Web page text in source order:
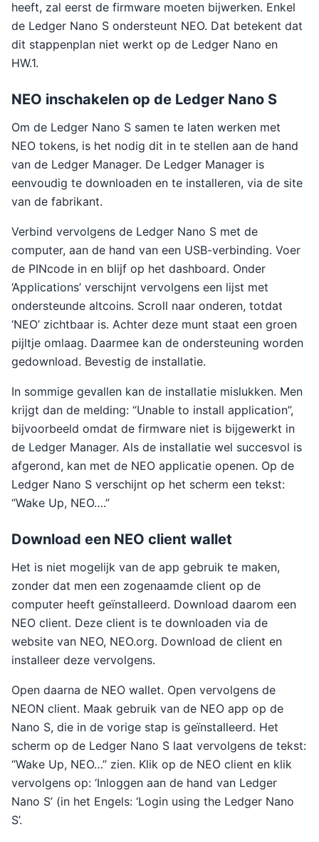
heeft, zal eerst de firmware moeten bijwerken. Enkel
de Ledger Nano S ondersteunt NEO. Dat betekent dat
dit stappenplan niet werkt op de Ledger Nano en
HW.1.
NEO inschakelen op de Ledger Nano S
Om de Ledger Nano S samen te laten werken met
NEO tokens, is het nodig dit in te stellen aan de hand
van de Ledger Manager. De Ledger Manager is
eenvoudig te downloaden en te installeren, via de site
van de fabrikant.
Verbind vervolgens de Ledger Nano S met de
computer, aan de hand van een USB-verbinding. Voer
de PINcode in en blijf op het dashboard. Onder
‘Applications’ verschijnt vervolgens een lijst met
ondersteunde altcoins. Scroll naar onderen, totdat
‘NEO’ zichtbaar is. Achter deze munt staat een groen
pijltje omlaag. Daarmee kan de ondersteuning worden
gedownload. Bevestig de installatie.
In sommige gevallen kan de installatie mislukken. Men
krijgt dan de melding: “Unable to install application”,
bijvoorbeeld omdat de firmware niet is bijgewerkt in
de Ledger Manager. Als de installatie wel succesvol is
afgerond, kan met de NEO applicatie openen. Op de
Ledger Nano S verschijnt op het scherm een tekst:
“Wake Up, NEO….”
Download een NEO client wallet
Het is niet mogelijk van de app gebruik te maken,
zonder dat men een zogenaamde client op de
computer heeft geïnstalleerd. Download daarom een
NEO client. Deze client is te downloaden via de
website van NEO, NEO.org. Download de client en
installeer deze vervolgens.
Open daarna de NEO wallet. Open vervolgens de
NEON client. Maak gebruik van de NEO app op de
Nano S, die in de vorige stap is geïnstalleerd. Het
scherm op de Ledger Nano S laat vervolgens de tekst:
“Wake Up, NEO…” zien. Klik op de NEO client en klik
vervolgens op: ‘Inloggen aan de hand van Ledger
Nano S’ (in het Engels: ‘Login using the Ledger Nano
S’.